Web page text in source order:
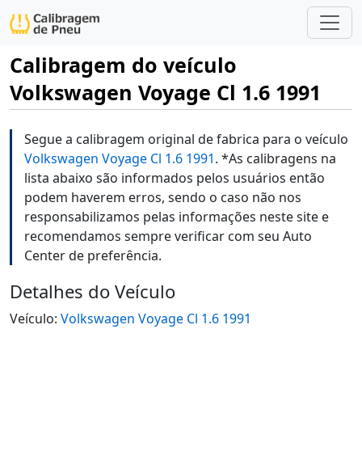
Calibragem do veículo
Volkswagen Voyage Cl 1.6 1991
Segue a calibragem original de fabrica para o veículo
Volkswagen Voyage Cl 1.6 1991. *As calibragens na
lista abaixo são informados pelos usuários então
podem haverem erros, sendo o caso não nos
responsabilizamos pelas informações neste site e
recomendamos sempre verificar com seu Auto
Center de preferência.
Detalhes do Veículo
Veículo: Volkswagen Voyage Cl 1.6 1991